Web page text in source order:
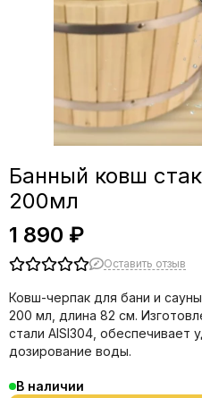
Банный ковш
200мл
1 890 ₽
Оставить отзыв
Ковш-черпак для бани и
200 мл, длина 82 см.
стали AISI304, обеспечивает
дозирование воды.
В наличии